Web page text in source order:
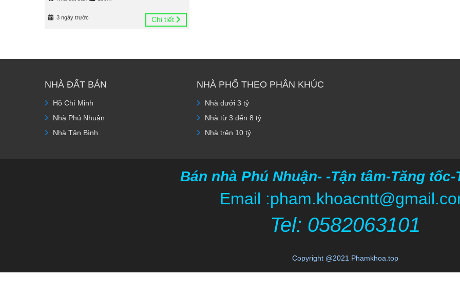
3 ngày trước Chi tiết
NHÀ ĐẤT BÁN
Hồ Chí Minh
Nhà Phú Nhuận
Nhà Tân Bình
NHÀ PHỐ THEO PHÂN KHÚC
Nhà dưới 3 tỷ
Nhà từ 3 đến 8 tỷ
Nhà trên 10 tỷ
Bán nhà Phú Nhuận- -Tận tâm-Tăng
Email
Tel: 0582063101
Copyright @2021 Phamkhoa.top